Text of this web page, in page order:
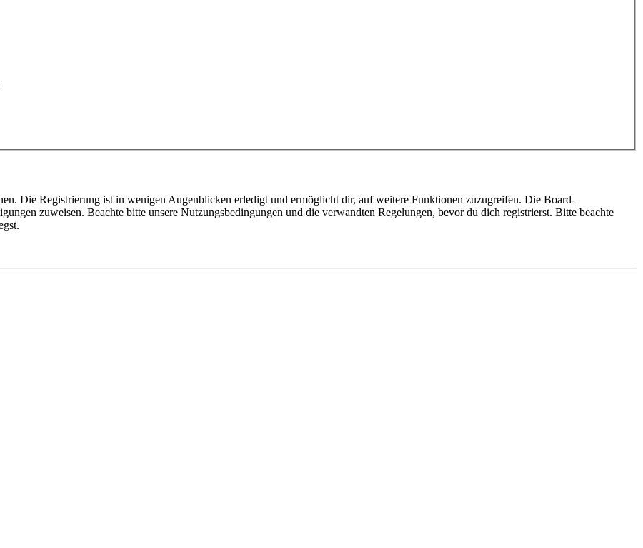
Die Registrierung ist in wenigen Augenblicken erledigt und ermöglicht dir, auf weitere Funktionen zuzugreifen. Die Board-
zuweisen. Beachte bitte unsere Nutzungsbedingungen und die verwandten Regelungen, bevor du dich registrierst. Bitte beachte